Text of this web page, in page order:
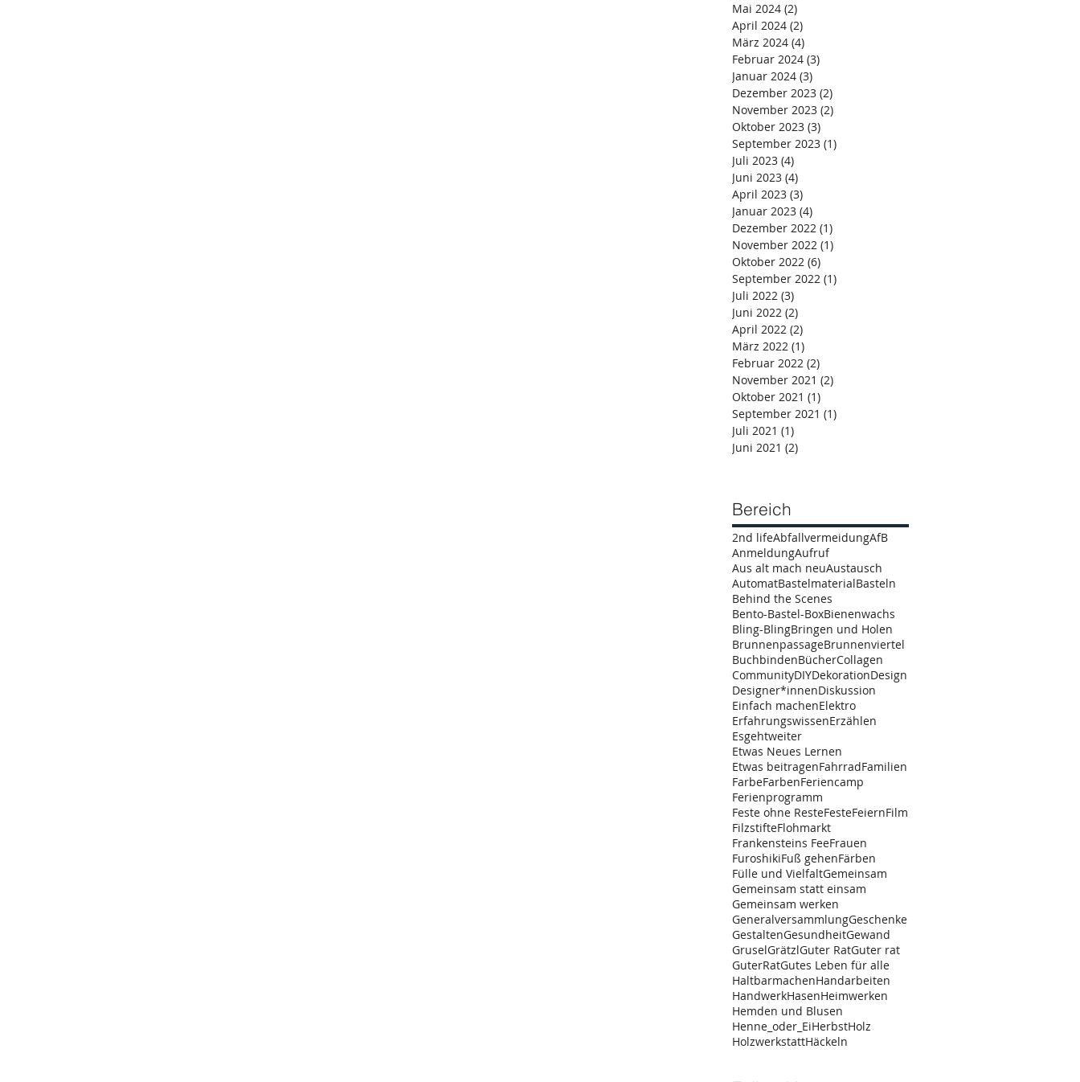
Mai 2024 (2)
April 2024 (2)
März 2024 (4)
Februar 2024 (3)
Januar 2024 (3)
Dezember 2023 (2)
November 2023 (2)
Oktober 2023 (3)
September 2023 (1)
Juli 2023 (4)
Juni 2023 (4)
April 2023 (3)
Januar 2023 (4)
Dezember 2022 (1)
November 2022 (1)
Oktober 2022 (6)
September 2022 (1)
Juli 2022 (3)
Juni 2022 (2)
April 2022 (2)
März 2022 (1)
Februar 2022 (2)
November 2021 (2)
Oktober 2021 (1)
September 2021 (1)
Juli 2021 (1)
Juni 2021 (2)
Bereich
2nd lifeAbfallvermeidungAfB
AnmeldungAufruf
Aus alt mach neuAustausch
AutomatBastelmaterialBasteln
Behind the Scenes
Bento-Bastel-BoxBienenwachs
Bling-BlingBringen und Holen
BrunnenpassageBrunnenviertel
BuchbindenBücherCollagen
CommunityDIYDekorationDesign
Designer*innenDiskussion
Einfach machenElektro
ErfahrungswissenErzählen
Esgehtweiter
Etwas Neues Lernen
Etwas beitragenFahrradFamilien
FarbeFarbenFeriencamp
Ferienprogramm
Feste ohne ResteFesteFeiernFilm
FilzstifteFlohmarkt
Frankensteins FeeFrauen
FuroshikiFuß gehenFärben
Fülle und VielfaltGemeinsam
Gemeinsam statt einsam
Gemeinsam werken
GeneralversammlungGeschenke
GestaltenGesundheitGewand
GruselGrätzlGuter RatGuter rat
GuterRatGutes Leben für alle
HaltbarmachenHandarbeiten
HandwerkHasenHeimwerken
Hemden und Blusen
Henne_oder_EiHerbstHolz
HolzwerkstattHäckeln